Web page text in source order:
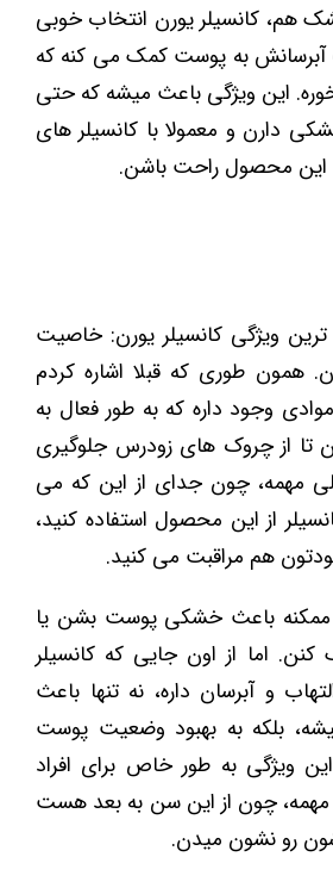
هم، کانسیلر یورن انتخاب خوبی
به پوست کمک می ‌کنه که
این ویژگی باعث میشه که حتی
دارن و معمولا با کانسیلر های
این محصول راحت باشن.
ترین ویژگی کانسیلر یورن: خاصیت
همون طوری که قبلا اشاره کردم
وجود داره که به طور فعال به
از چروک های زودرس جلوگیری
مهمه، چون جدای از این که می
از این محصول استفاده کنید،
هم مراقبت می کنید.
ممکنه باعث خشکی پوست بشن یا
اما از اون جایی که کانسیلر
و آبرسان داره، نه تنها باعث
بلکه به بهبود وضعیت پوست
ویژگی به طور خاص برای افراد
خیلی مهمه، چون از این سن به بعد هست
رو نشون میدن.